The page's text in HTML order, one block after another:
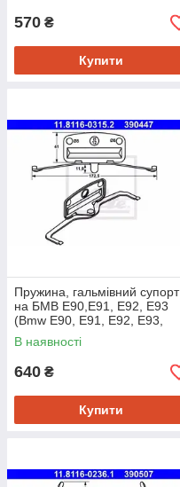
570 ₴
Купити
Пружина, гальмівний супорт
на БМВ Е90,Е91, Е92, Е93
(Bmw E90, E91, E92, E93,
E60, E61, E65, E66L) Ate
В наявності
640 ₴
Купити